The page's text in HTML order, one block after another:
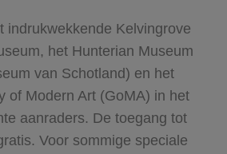
indrukwekkende Kelvingrove
het Hunterian Museum
van Schotland) en het
of Modern Art (GoMA) in het
aanraders. De toegang tot
Voor sommige speciale